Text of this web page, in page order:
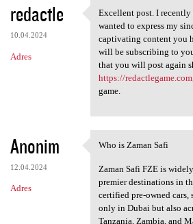
redactle
10.04.2024
Adres
Excellent post. I
Excellent post. I
wanted to express my
captivating content you
will be subscribing to
that you will post again
https://redactlegame.com
game.
Anonim
12.04.2024
Adres
Who is Zaman Safi
Who is Zaman Safi
Zaman Safi FZE is
premier destinations in
certified pre-owned cars,
only in Dubai but also
Tanzania, Zambia, and